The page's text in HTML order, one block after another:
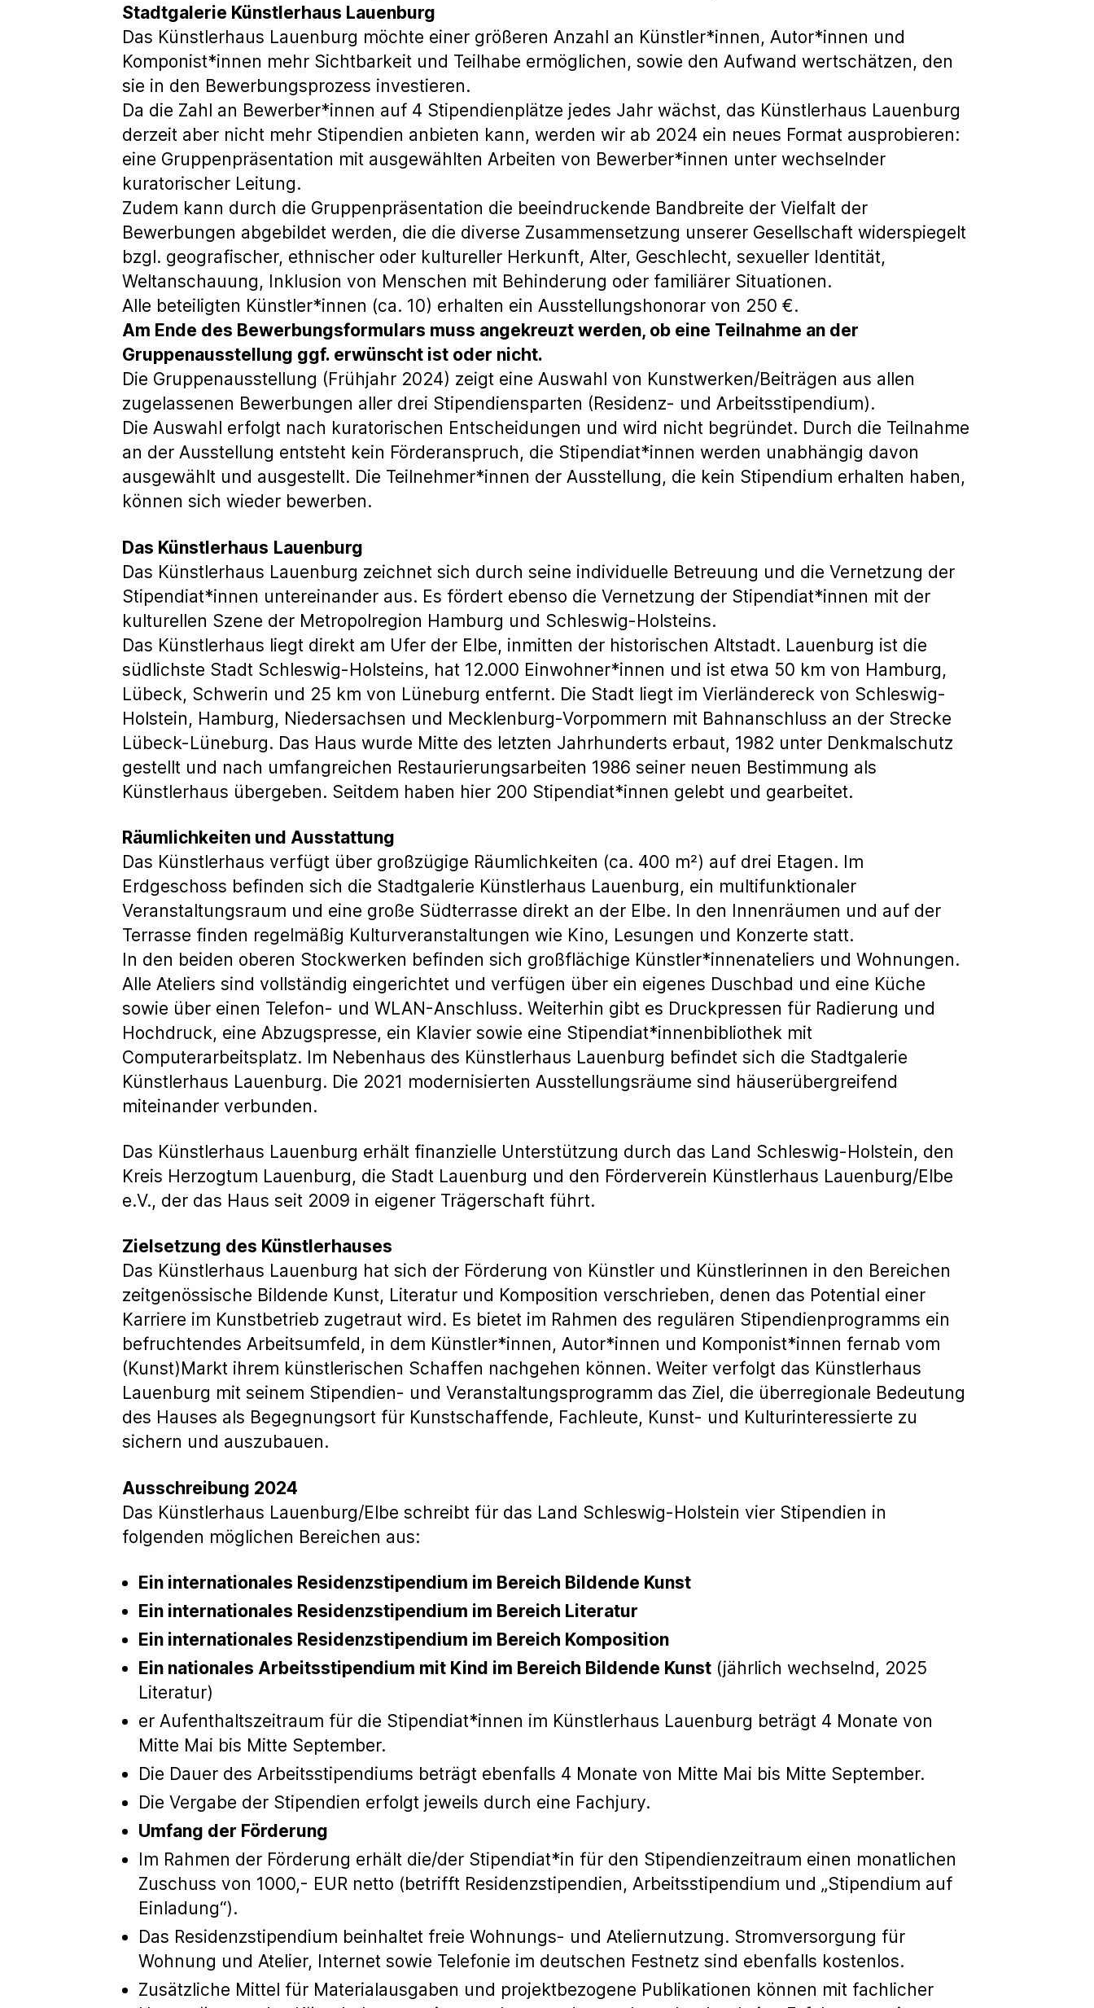
Stadtgalerie Künstlerhaus Lauenburg
Das Künstlerhaus Lauenburg möchte einer größeren Anzahl an Künstler*innen, Autor*innen und
Komponist*innen mehr Sichtbarkeit und Teilhabe ermöglichen, sowie den Aufwand wertschätzen, den
sie in den Bewerbungsprozess investieren.
Da die Zahl an Bewerber*innen auf 4 Stipendienplätze jedes Jahr wächst, das Künstlerhaus Lauenburg
derzeit aber nicht mehr Stipendien anbieten kann, werden wir ab 2024 ein neues Format ausprobieren:
eine Gruppenpräsentation mit ausgewählten Arbeiten von Bewerber*innen unter wechselnder
kuratorischer Leitung.
Zudem kann durch die Gruppenpräsentation die beeindruckende Bandbreite der Vielfalt der
Bewerbungen abgebildet werden, die die diverse Zusammensetzung unserer Gesellschaft widerspiegelt
bzgl. geografischer, ethnischer oder kultureller Herkunft, Alter, Geschlecht, sexueller Identität,
Weltanschauung, Inklusion von Menschen mit Behinderung oder familiärer Situationen.
Alle beteiligten Künstler*innen (ca. 10) erhalten ein Ausstellungshonorar von 250 €.
Am Ende des Bewerbungsformulars muss angekreuzt werden, ob eine Teilnahme an der
Gruppenausstellung ggf. erwünscht ist oder nicht.
Die Gruppenausstellung (Frühjahr 2024) zeigt eine Auswahl von Kunstwerken/Beiträgen aus allen
zugelassenen Bewerbungen aller drei Stipendiensparten (Residenz- und Arbeitsstipendium).
Die Auswahl erfolgt nach kuratorischen Entscheidungen und wird nicht begründet. Durch die Teilnahme
an der Ausstellung entsteht kein Förderanspruch, die Stipendiat*innen werden unabhängig davon
ausgewählt und ausgestellt. Die Teilnehmer*innen der Ausstellung, die kein Stipendium erhalten haben,
können sich wieder bewerben.
Das Künstlerhaus Lauenburg
Das Künstlerhaus Lauenburg zeichnet sich durch seine individuelle Betreuung und die Vernetzung der
Stipendiat*innen untereinander aus. Es fördert ebenso die Vernetzung der Stipendiat*innen mit der
kulturellen Szene der Metropolregion Hamburg und Schleswig-Holsteins.
Das Künstlerhaus liegt direkt am Ufer der Elbe, inmitten der historischen Altstadt. Lauenburg ist die
südlichste Stadt Schleswig-Holsteins, hat 12.000 Einwohner*innen und ist etwa 50 km von Hamburg,
Lübeck, Schwerin und 25 km von Lüneburg entfernt. Die Stadt liegt im Vierländereck von Schleswig-
Holstein, Hamburg, Niedersachsen und Mecklenburg-Vorpommern mit Bahnanschluss an der Strecke
Lübeck-Lüneburg. Das Haus wurde Mitte des letzten Jahrhunderts erbaut, 1982 unter Denkmalschutz
gestellt und nach umfangreichen Restaurierungsarbeiten 1986 seiner neuen Bestimmung als
Künstlerhaus übergeben. Seitdem haben hier 200 Stipendiat*innen gelebt und gearbeitet.
Räumlichkeiten und Ausstattung
Das Künstlerhaus verfügt über großzügige Räumlichkeiten (ca. 400 m²) auf drei Etagen. Im
Erdgeschoss befinden sich die Stadtgalerie Künstlerhaus Lauenburg, ein multifunktionaler
Veranstaltungsraum und eine große Südterrasse direkt an der Elbe. In den Innenräumen und auf der
Terrasse finden regelmäßig Kulturveranstaltungen wie Kino, Lesungen und Konzerte statt.
In den beiden oberen Stockwerken befinden sich großflächige Künstler*innenateliers und Wohnungen.
Alle Ateliers sind vollständig eingerichtet und verfügen über ein eigenes Duschbad und eine Küche
sowie über einen Telefon- und WLAN-Anschluss. Weiterhin gibt es Druckpressen für Radierung und
Hochdruck, eine Abzugspresse, ein Klavier sowie eine Stipendiat*innenbibliothek mit
Computerarbeitsplatz. Im Nebenhaus des Künstlerhaus Lauenburg befindet sich die Stadtgalerie
Künstlerhaus Lauenburg. Die 2021 modernisierten Ausstellungsräume sind häuserübergreifend
miteinander verbunden.
Das Künstlerhaus Lauenburg erhält finanzielle Unterstützung durch das Land Schleswig-Holstein, den
Kreis Herzogtum Lauenburg, die Stadt Lauenburg und den Förderverein Künstlerhaus Lauenburg/Elbe
e.V., der das Haus seit 2009 in eigener Trägerschaft führt.
Zielsetzung des Künstlerhauses
Das Künstlerhaus Lauenburg hat sich der Förderung von Künstler und Künstlerinnen in den Bereichen
zeitgenössische Bildende Kunst, Literatur und Komposition verschrieben, denen das Potential einer
Karriere im Kunstbetrieb zugetraut wird. Es bietet im Rahmen des regulären Stipendienprogramms ein
befruchtendes Arbeitsumfeld, in dem Künstler*innen, Autor*innen und Komponist*innen fernab vom
(Kunst)Markt ihrem künstlerischen Schaffen nachgehen können. Weiter verfolgt das Künstlerhaus
Lauenburg mit seinem Stipendien- und Veranstaltungsprogramm das Ziel, die überregionale Bedeutung
des Hauses als Begegnungsort für Kunstschaffende, Fachleute, Kunst- und Kulturinteressierte zu
sichern und auszubauen.
Ausschreibung 2024
Das Künstlerhaus Lauenburg/Elbe schreibt für das Land Schleswig-Holstein vier Stipendien in
folgenden möglichen Bereichen aus:
Ein internationales Residenzstipendium im Bereich Bildende Kunst
Ein internationales Residenzstipendium im Bereich Literatur
Ein internationales Residenzstipendium im Bereich Komposition
Ein nationales Arbeitsstipendium mit Kind im Bereich Bildende Kunst (jährlich wechselnd, 2025
Literatur)
er Aufenthaltszeitraum für die Stipendiat*innen im Künstlerhaus Lauenburg beträgt 4 Monate von
Mitte Mai bis Mitte September.
Die Dauer des Arbeitsstipendiums beträgt ebenfalls 4 Monate von Mitte Mai bis Mitte September.
Die Vergabe der Stipendien erfolgt jeweils durch eine Fachjury.
Umfang der Förderung
Im Rahmen der Förderung erhält die/der Stipendiat*in für den Stipendienzeitraum einen monatlichen
Zuschuss von 1000,- EUR netto (betrifft Residenzstipendien, Arbeitsstipendium und „Stipendium auf
Einladung“).
Das Residenzstipendium beinhaltet freie Wohnungs- und Ateliernutzung. Stromversorgung für
Wohnung und Atelier, Internet sowie Telefonie im deutschen Festnetz sind ebenfalls kostenlos.
Zusätzliche Mittel für Materialausgaben und projektbezogene Publikationen können mit fachlicher